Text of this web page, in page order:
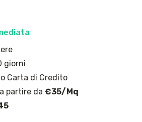
giorni
Carta di Credito
partire da€35/Mq